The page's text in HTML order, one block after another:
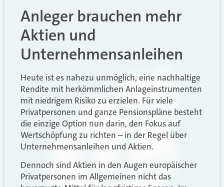
Anleger brauchen mehr
Aktien und
Unternehmensanleihen
Heute ist es nahezu unmöglich, eine nachhaltige
Rendite mit herkömmlichen Anlageinstrumenten
mit niedrigem Risiko zu erzielen. Für viele
Privatpersonen und ganze Pensionspläne besteht
die einzige Option nun darin, den Fokus auf
Wertschöpfung zu richten – in der Regel über
Unternehmensanleihen und Aktien.
Dennoch sind Aktien in den Augen europäischer
Privatpersonen im Allgemeinen nicht das